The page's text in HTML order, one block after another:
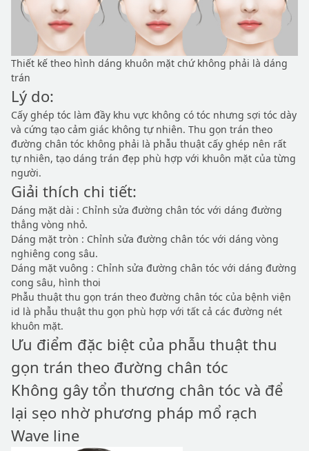
Thiết kế theo hình dáng khuôn mặt chứ không phải là dáng
trán
Lý do:
Cấy ghép tóc làm đầy khu vực không có tóc nhưng sợi tóc dày
và cứng tạo cảm giác không tự nhiên. Thu gọn trán theo
đường chân tóc không phải là phẫu thuật cấy ghép nên rất
tự nhiên, tạo dáng trán đẹp phù hợp với khuôn mặt của từng
người.
Giải thích chi tiết:
Dáng mặt dài : Chỉnh sửa đường chân tóc với dáng đường
thẳng vòng nhỏ.
Dáng mặt tròn : Chỉnh sửa đường chân tóc với dáng vòng
nghiêng cong sâu.
Dáng mặt vuông : Chỉnh sửa đường chân tóc với dáng đường
cong sâu, hình thoi
Phẫu thuật thu gọn trán theo đường chân tóc của bệnh viện
id là phẫu thuật thu gọn phù hợp với tất cả các đường nét
khuôn mặt.
Ưu điểm đặc biệt của phẫu thuật thu
gọn trán theo đường chân tóc
Không gây tổn thương chân tóc và để
lại sẹo nhờ phương pháp mổ rạch
Wave line